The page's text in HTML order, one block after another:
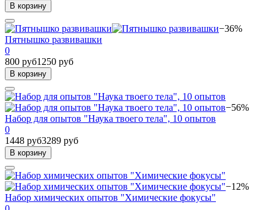
В корзину
−36%
Пятнышко развивашки
0
800 руб1250 руб
В корзину
−56%
Набор для опытов "Наука твоего тела", 10 опытов
0
1448 руб3289 руб
В корзину
−12%
Набор химических опытов "Химические фокусы"